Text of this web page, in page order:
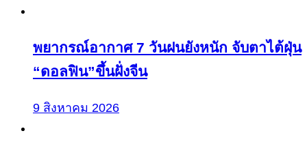
พยากรณ์อากาศ 7 วันฝนยังหนัก จับตาไต้ฝุ่น
“ดอลฟิน”ขึ้นฝั่งจีน
9 สิงหาคม 2026